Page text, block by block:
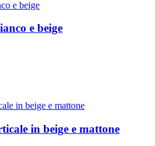
e beige
in beige e mattone